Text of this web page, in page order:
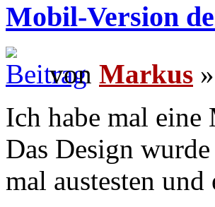
Mobil-Version
von Markus
Ich habe mal
Das Design
mal austesten